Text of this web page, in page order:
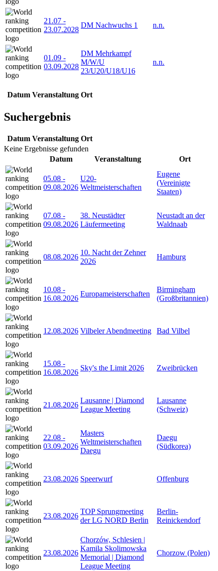
21.07 -
23.07.2028
DM Nachwuchs 1 n.n.
01.09 -
03.09.2028
DM Mehrkampf
M/W/U
23/U20/U18/U16
n.n.
Datum Veranstaltung Ort
Suchergebnis
Datum Veranstaltung Ort
Keine Ergebnisse gefunden
Datum
Veranstaltung Ort
05.08 -
09.08.2026
U20-
Weltmeisterschaften
Eugene
(Vereinigte
Staaten)
07.08 -
09.08.2026
38. Neustädter
Läufermeeting
Neustadt an der
Waldnaab
08.08.2026
10. Nacht der Zehner
2026
Hamburg
10.08 -
16.08.2026
Europameisterschaften
Birmingham
(Großbritannien)
12.08.2026 Vilbeler Abendmeeting Bad Vilbel
15.08 -
16.08.2026
Sky's the Limit 2026 Zweibrücken
21.08.2026
Lausanne | Diamond
League Meeting
Lausanne
(Schweiz)
22.08 -
03.09.2026
Masters
Weltmeisterschaften
Daegu
Daegu
(Südkorea)
23.08.2026 Speerwurf Offenburg
23.08.2026
TOP Sprungmeeting
der LG NORD Berlin
Berlin-
Reinickendorf
23.08.2026
Chorzów, Schlesien |
Kamila Skolimowska
Memorial | Diamond
League Meeting
Chorzow (Polen)